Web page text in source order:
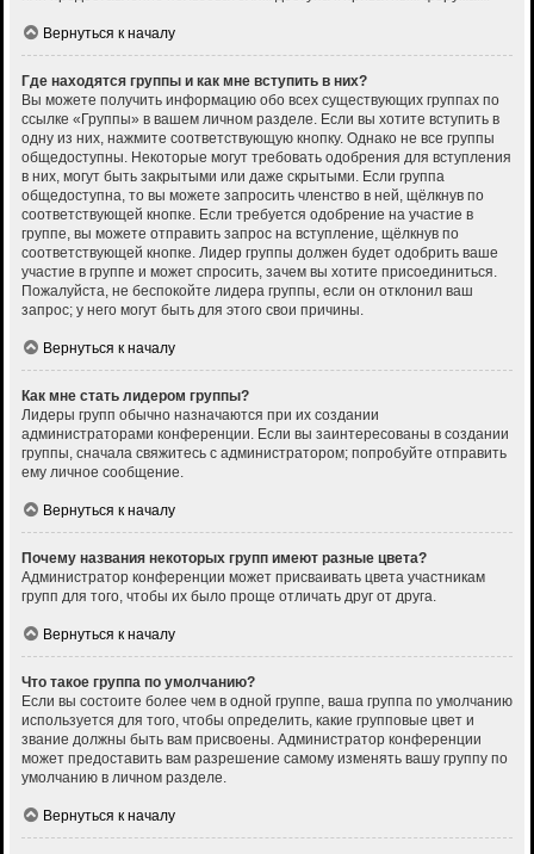
Вернуться к началу
Где находятся группы и как мне вступить в них?
Вы можете получить информацию обо всех существующих группах по
ссылке «Группы» в вашем личном разделе. Если вы хотите вступить в
одну из них, нажмите соответствующую кнопку. Однако не все группы
общедоступны. Некоторые могут требовать одобрения для вступления
в них, могут быть закрытыми или даже скрытыми. Если группа
общедоступна, то вы можете запросить членство в ней, щёлкнув по
соответствующей кнопке. Если требуется одобрение на участие в
группе, вы можете отправить запрос на вступление, щёлкнув по
соответствующей кнопке. Лидер группы должен будет одобрить ваше
участие в группе и может спросить, зачем вы хотите присоединиться.
Пожалуйста, не беспокойте лидера группы, если он отклонил ваш
запрос; у него могут быть для этого свои причины.
Вернуться к началу
Как мне стать лидером группы?
Лидеры групп обычно назначаются при их создании
администраторами конференции. Если вы заинтересованы в создании
группы, сначала свяжитесь с администратором; попробуйте отправить
ему личное сообщение.
Вернуться к началу
Почему названия некоторых групп имеют разные цвета?
Администратор конференции может присваивать цвета участникам
групп для того, чтобы их было проще отличать друг от друга.
Вернуться к началу
Что такое группа по умолчанию?
Если вы состоите более чем в одной группе, ваша группа по умолчанию
используется для того, чтобы определить, какие групповые цвет и
звание должны быть вам присвоены. Администратор конференции
может предоставить вам разрешение самому изменять вашу группу по
умолчанию в личном разделе.
Вернуться к началу